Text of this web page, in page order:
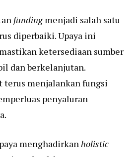
fundingmenjadi salah satu
diperbaiki. Upaya ini
ketersediaan sumber
dan berkelanjutan.
terus menjalankan fungsi
penyaluran
menghadirkanholistic